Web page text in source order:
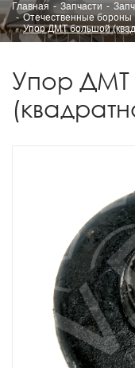
Главная Запчасти
Отечественные
Упор ДМТ большой
Упор